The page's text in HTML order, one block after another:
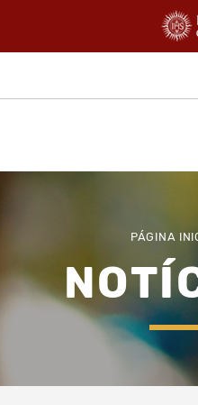
PÁGINA